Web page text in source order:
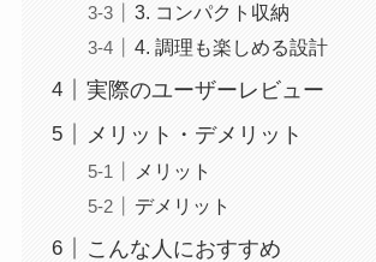
3. コンパクト収納
4. 調理も楽しめる設計
実際のユーザーレビュー
メリット・デメリット
メリット
デメリット
こんな人におすすめ